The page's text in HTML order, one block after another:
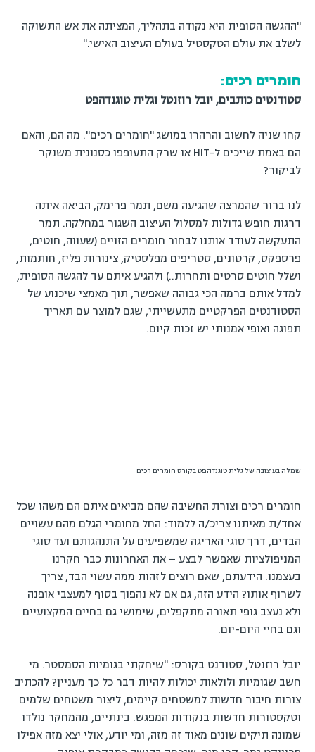
"ההגשה הסופית היא נקודה בתהליך, המציתה את אש התשוקה
לשלב את עולם הטקסטיל בעולם העיצוב האישי."
חומרים רכים:
סטודנטים כותבים, יובל רוזנטל וגלית טוגנדהפט
קחו שניה לחשוב והרהרו במושג "חומרים רכים". מה הם, והאם
הם באמת שייכים ל-HIT או שרק התעופפו כסנונית משנקר
לביקור?
לנו ברור שהמרצה שהגיעה משם, תמר פרימק, הביאה איתה
דרגות חופש גדולות למסלול העיצוב השגור במחלקה. תמר
התעקשה לעודד אותנו לבחור חומרים הזויים (שעווה, חוטים,
פרספקס, קרטונים, סטריפים מפלסטיק, צינורות פליז, חותמות,
ושלל חוטים סרטים ותחרות..) ולהגיע איתם עד להגשה הסופית,
למדל אותם ברמה הכי גבוהה שאפשר, תוך מאמצי שיכנוע של
הסטודנטים הפרקטיים מתעשייתי, שגם למוצר עם תאריך
תפוגה ואופי אמנותי יש זכות קיום.
שמלה בעיצובה של גלית טוגנדהפט בקורס חומרים רכים
חומרים רכים וצורת החשיבה שהם מביאים איתם הם משהו שכל
אחד/ת מאיתנו צריכ/ה ללמוד: החל מחומרי הגלם מהם עשויים
הבדים, דרך סוגי האריגה שמשפיעים על התנהגותם ועד סוגי
המניפולציות שאפשר לבצע – את האחרונות כבר חקרנו
בעצמנו. הידעתם, שאם רוצים לזהות ממה עשוי הבד, צריך
לשרוף אותו? הידע הזה, גם אם לא נהפוך בסוף למעצבי אופנה
ולא נעצב גופי תאורה מתקפלים, שימושי גם בחיים המקצועיים
וגם בחיי היום-יום.
יובל רוזנטל, סטודנט בקורס: "שיחקתי בגומיות הסמסטר. מי
חשב שגומיות ולולאות יכולות להיות דבר כל כך מעניין? להכתיב
צורות חיבור חדשות למשטחים קיימים, ליצור משטחים שלמים
וטקסטורות חדשות בנקודות המפגש. בינתיים, מהמחקר נולדו
שמונה תיקים שונים מאוד זה מזה, ומי יודע, אולי יצא מזה אפילו